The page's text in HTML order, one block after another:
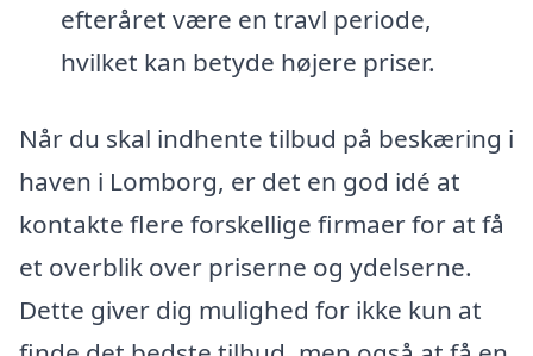
efteråret være en travl periode,
hvilket kan betyde højere priser.
Når du skal indhente tilbud på beskæring i
haven i Lomborg, er det en god idé at
kontakte flere forskellige firmaer for at få
et overblik over priserne og ydelserne.
Dette giver dig mulighed for ikke kun at